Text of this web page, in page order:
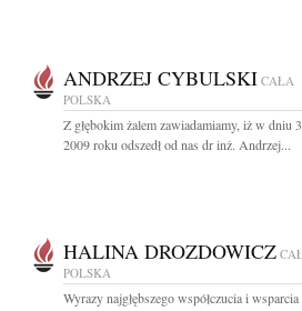
ANDRZEJ CYBULSKI CAŁA
POLSKA
Z głębokim żalem zawiadamiamy, iż w dniu
2009 roku odszedł od nas dr inż. Andrzej...
HALINA DROZDOWICZ
POLSKA
Wyrazy najgłębszego współczucia i wsparcia